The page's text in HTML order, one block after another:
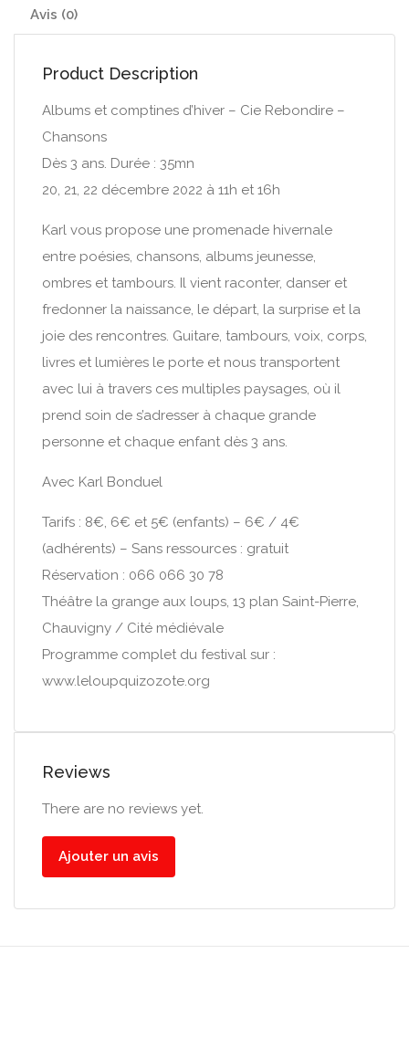
Avis (0)
Product Description
Albums et comptines d’hiver – Cie Rebondire –
Chansons
Dès 3 ans. Durée : 35mn
20, 21, 22 décembre 2022 à 11h et 16h
Karl vous propose une promenade hivernale
entre poésies, chansons, albums jeunesse,
ombres et tambours. Il vient raconter, danser et
fredonner la naissance, le départ, la surprise et la
joie des rencontres. Guitare, tambours, voix, corps,
livres et lumières le porte et nous transportent
avec lui à travers ces multiples paysages, où il
prend soin de s’adresser à chaque grande
personne et chaque enfant dès 3 ans.
Avec Karl Bonduel
Tarifs : 8€, 6€ et 5€ (enfants) – 6€ / 4€
(adhérents) – Sans ressources : gratuit
Réservation : 066 066 30 78
Théâtre la grange aux loups, 13 plan Saint-Pierre,
Chauvigny / Cité médiévale
Programme complet du festival sur :
www.leloupquizozote.org
Reviews
There are no reviews yet.
Ajouter un avis